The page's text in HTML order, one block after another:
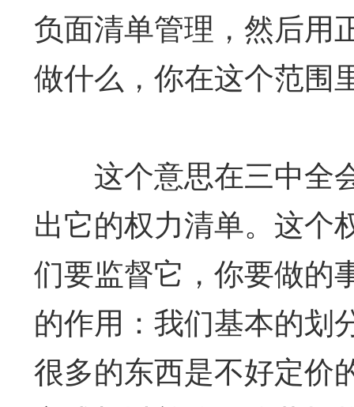
负面清单管理，然后用
做什么，你在这个范围
这个意思在三中全
出它的权力清单。这个
们要监督它，你要做的
的作用：我们基本的划
很多的东西是不好定价